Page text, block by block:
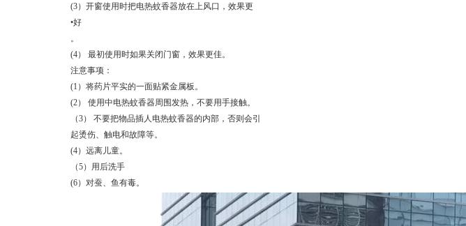
(3）开窗使用时把电热蚊香器放在上风口，效果更
•好
。
(4） 最初使用时如果关闭门窗，效果更佳。
注意事项：
(1）将药片平实的一面贴紧金属板。
(2） 使用中电热蚊香器周围发热，不要用手接触。
（3） 不要把物品插人电热蚊香器的内部，否则会引
起烫伤、触电和故障等。
(4）远离儿童。
（5）用后洗手
(6）对蚕、鱼有毒。